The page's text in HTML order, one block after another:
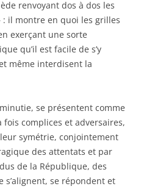
renvoyant dos à dos les
il montre en quoi les grilles
exerçant une sorte
qu’il est facile de s’y
même interdisent la
se présentent comme
complices et adversaires,
symétrie, conjointement
des attentats et par
de la République, des
s’alignent, se répondent et